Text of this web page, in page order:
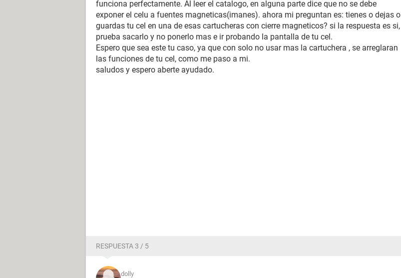
funciona perfectamente. Al leer el catalogo, en alguna parte dice que no se debe
exponer el celu a fuentes magneticas(imanes). ahora mi preguntan es: tienes o dejas o
guardas tu cel en una de esas cartucheras con cierre magneticos? si la respuesta es si,
prueba sacarlo y no ponerlo mas e ir probando la pantalla de tu cel.
Espero que sea este tu caso, ya que con solo no usar mas la cartuchera , se arreglaran
las funciones de tu cel, como me paso a mi.
saludos y espero aberte ayudado.
RESPUESTA 3 / 5
dolly